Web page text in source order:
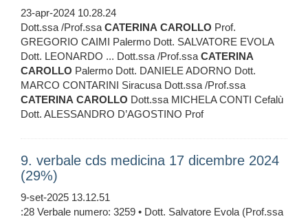
23-apr-2024 10.28.24
Dott.ssa /Prof.ssaCATERINA CAROLLO Prof.
GREGORIO CAIMI Palermo Dott. SALVATORE EVOLA
Dott. LEONARDO ... Dott.ssa /Prof.ssaCATERINA
CAROLLO Palermo Dott. DANIELE ADORNO Dott.
MARCO CONTARINI Siracusa Dott.ssa /Prof.ssa
CATERINA CAROLLO Dott.ssa MICHELA CONTI Cefalù
Dott. ALESSANDRO D’AGOSTINO Prof
9. verbale cds medicina 17 dicembre 2024
(29%)
9-set-2025 13.12.51
:28 Verbale numero: 3259 • Dott. Salvatore Evola (Prof.ssa